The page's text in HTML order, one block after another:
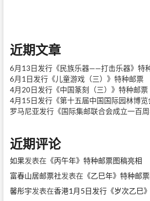
西
斯
战
争
胜
利
80
周
年》
邮
票
近期文章
6月13日发行《民族乐器——打击乐器》特
6月1日发行《儿童游戏（三）》特种邮票
4月20日发行《中国篆刻（三）》特种邮票
4月15日发行《第十五届中国国际园林博
罗马尼亚发行《国际集邮联合会成立一百
近期评论
如果发表在 《丙午年》特种邮票图稿亮相
富春山居邮票社发表在 《乙巳年》特种邮
馨彤宇发表在香港1月5日发行《岁次乙巳